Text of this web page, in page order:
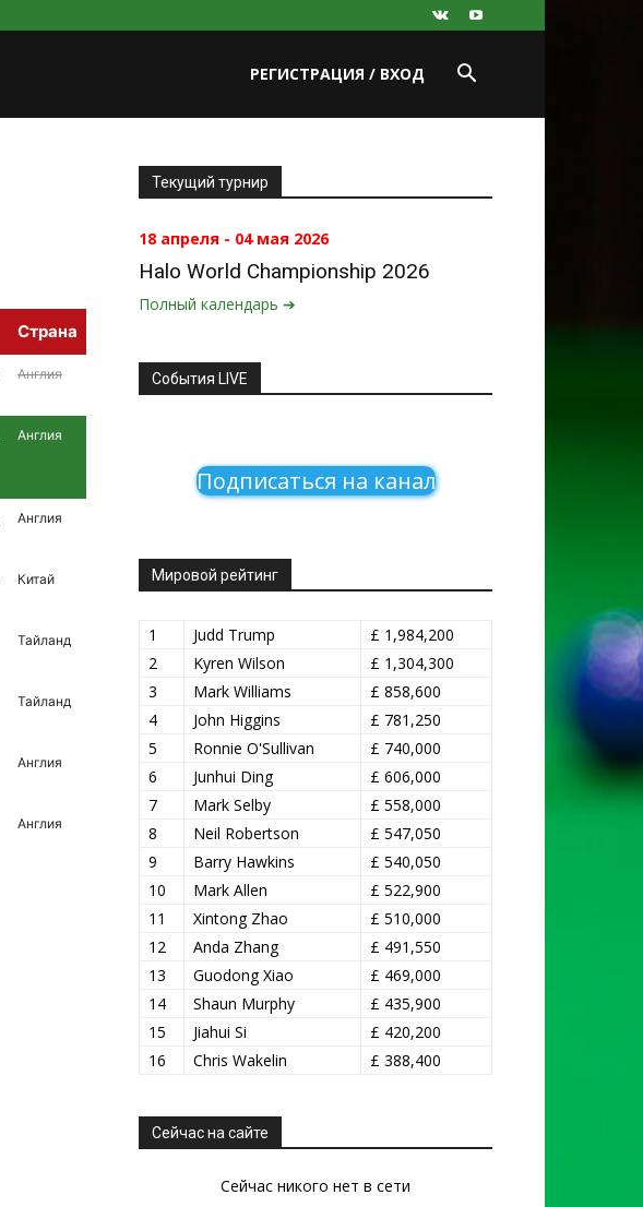
РЕГИСТРАЦИЯ / ВХОД
Страна
Англия
Англия
Англия
Китай
Тайланд
Тайланд
Англия
Англия
Текущий турнир
18 апреля - 04 мая 2026
Halo World Championship 2026
Полный календарь ➔
События LIVE
Подписаться на канал
Мировой рейтинг
1 Judd Trump
£ 1,984,200
2
Kyren Wilson
£ 1,304,300
3
Mark Williams
£ 858,600
4
John Higgins
£ 781,250
5
Ronnie O'Sullivan
£ 740,000
6
Junhui Ding
£ 606,000
7
Mark Selby
£ 558,000
8
Neil Robertson
£ 547,050
9
Barry Hawkins
£ 540,050
10
Mark Allen
£ 522,900
11
Xintong Zhao
£ 510,000
12
Anda Zhang
£ 491,550
13
Guodong Xiao
£ 469,000
14
Shaun Murphy
£ 435,900
15
Jiahui Si
£ 420,200
16
Chris Wakelin £ 388,400
Сейчас на сайте
Сейчас никого нет в сети